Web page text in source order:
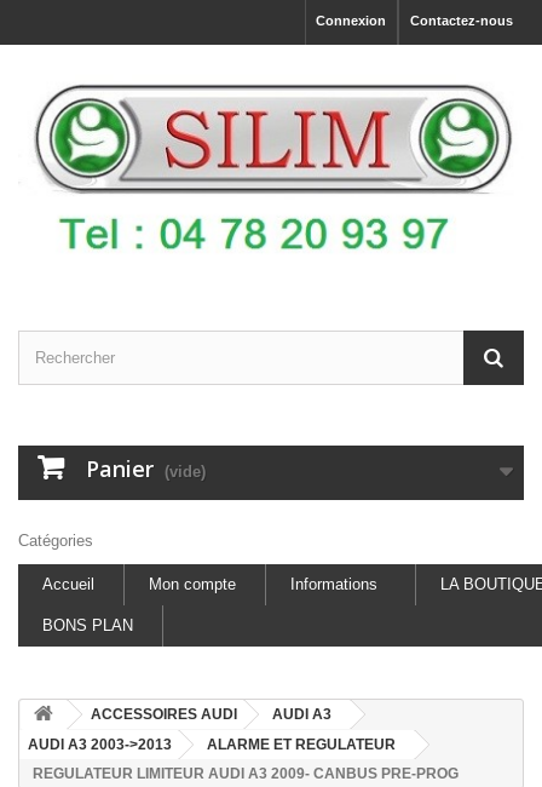
Contactez-nous
Connexion
Panier (vide)
Catégories
Accueil Mon compte Informations LA
BONS PLAN
ACCESSOIRES AUDI
AUDI A3
AUDI A3 2003->2013
ALARME ET REGULATEUR
REGULATEUR LIMITEUR AUDI A3 2009- CANBUS PRE-PROG